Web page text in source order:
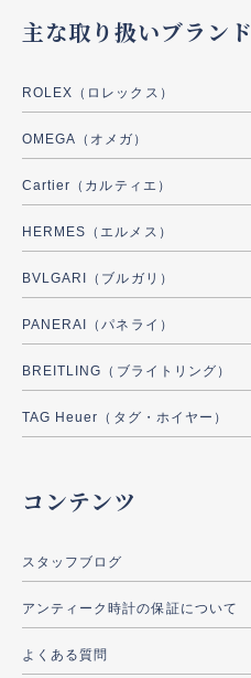
主な取り扱いブランド
ROLEX（ロレックス）
OMEGA（オメガ）
Cartier（カルティエ）
HERMES（エルメス）
BVLGARI（ブルガリ）
PANERAI（パネライ）
BREITLING（ブライトリング）
TAG Heuer（タグ・ホイヤー）
コンテンツ
スタッフブログ
アンティーク時計の保証について
よくある質問